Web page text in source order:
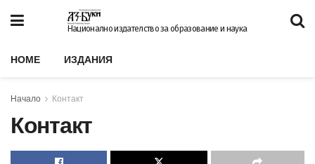
Национално издателство за образование и наука
HOME ИЗДАНИЯ
Начало Контакт
Контакт